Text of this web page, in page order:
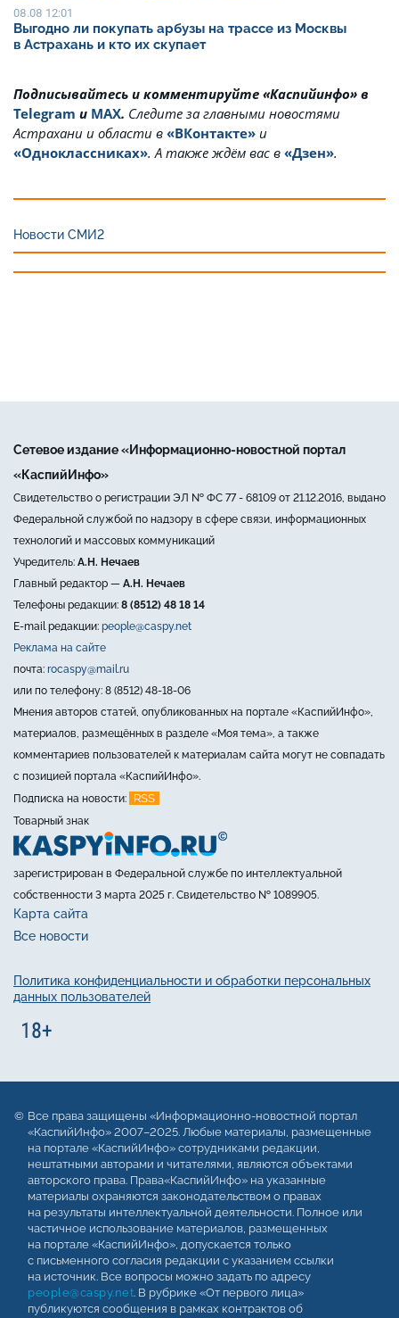
08.08 12:01
Выгодно ли покупать арбузы на трассе из Москвы
в Астрахань и кто их скупает
Подписывайтесь и комментируйте «Каспийинфо» в
Telegram и MAX. Cледите за главными новостями
Астрахани и области в «ВКонтакте» и
«Одноклассниках». А также ждём вас в «Дзен».
Новости СМИ2
Сетевое издание «Информационно-новостной портал
«КаспийИнфо»
Свидетельство о регистрации ЭЛ № ФС 77 - 68109 от 21.12.2016, выдано
Федеральной службой по надзору в сфере связи, информационных
технологий и массовых коммуникаций
Учредитель: А.Н. Нечаев
Главный редактор — А.Н. Нечаев
Телефоны редакции: 8 (8512) 48 18 14
E-mail редакции: people@caspy.net
Реклама на сайте
почта: rocaspy@mail.ru
или по телефону: 8 (8512) 48-18-06
Мнения авторов статей, опубликованных на портале «КаспийИнфо»,
материалов, размещённых в разделе «Моя тема», а также
комментариев пользователей к материалам сайта могут не совпадать
с позицией портала «КаспийИнфо».
Подписка на новости:
RSS
Товарный знак
зарегистрирован в Федеральной службе по интеллектуальной
собственности 3 марта 2025 г. Свидетельство № 1089905.
Карта сайта
Все новости
Политика конфиденциальности и обработки персональных
данных пользователей
Все права защищены «Информационно-новостной портал
«КаспийИнфо» 2007–2025. Любые материалы, размещенные
на портале «КаспийИнфо» сотрудниками редакции,
нештатными авторами и читателями, являются объектами
авторского права. Права«КаспийИнфо» на указанные
материалы охраняются законодательством о правах
на результаты интеллектуальной деятельности. Полное или
частичное использование материалов, размещенных
на портале «КаспийИнфо», допускается только
с письменного согласия редакции с указанием ссылки
на источник. Все вопросы можно задать по адресу
people@caspy.net. В рубрике «От первого лица»
публикуются сообщения в рамках контрактов об